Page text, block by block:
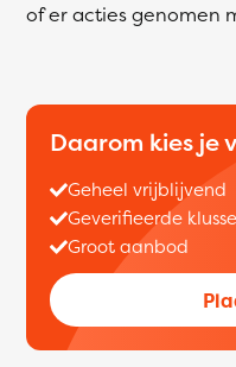
of er acties genomen
Daarom kies je
Geheel vrijblijvend
Geverifieerde
Groot aanbod